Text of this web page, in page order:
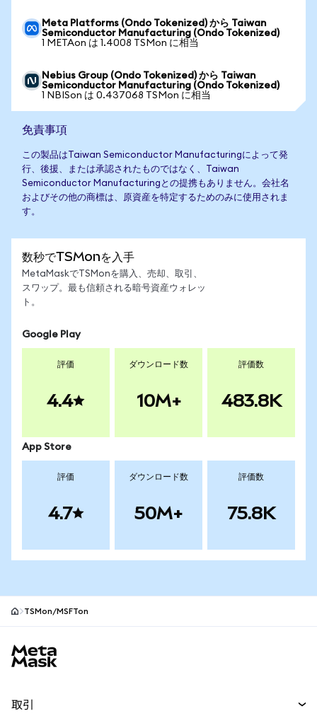
Meta Platforms (Ondo Tokenized) から Taiwan
Semiconductor Manufacturing (Ondo Tokenized)
1 METAon は 1.4008 TSMon に相当
Nebius Group (Ondo Tokenized) から Taiwan
Semiconductor Manufacturing (Ondo Tokenized)
1 NBISon は 0.437068 TSMon に相当
免責事項
この製品はTaiwan Semiconductor Manufacturingによって発
行、後援、または承認されたものではなく、Taiwan
Semiconductor Manufacturingとの提携もありません。会社名
およびその他の商標は、原資産を特定するためのみに使用されま
す。
数秒でTSMonを入手
MetaMaskでTSMonを購入、売却、取引、
スワップ。最も信頼される暗号資産ウォレッ
ト。
Google Play
評価
4.4
ダウンロード数
10M+
評価数
483.8K
App Store
評価
4.7
ダウンロード数
50M+
評価数
75.8K
TSMon/MSFTon
取引